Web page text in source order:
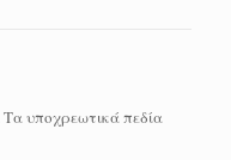
Τα υποχρεωτικά πεδία